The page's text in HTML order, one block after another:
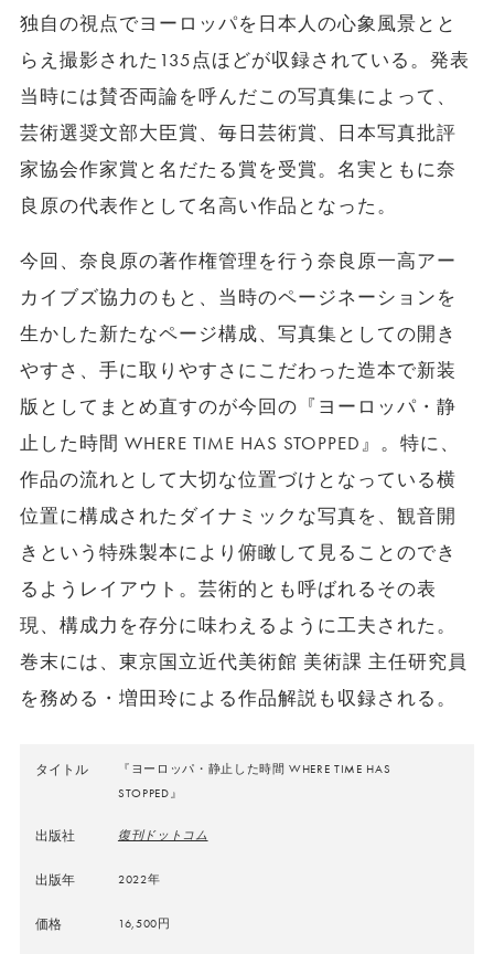
独自の視点でヨーロッパを日本人の心象風景とと
らえ撮影された135点ほどが収録されている。発表
当時には賛否両論を呼んだこの写真集によって、
芸術選奨文部大臣賞、毎日芸術賞、日本写真批評
家協会作家賞と名だたる賞を受賞。名実ともに奈
良原の代表作として名高い作品となった。
今回、奈良原の著作権管理を行う奈良原一高アー
カイブズ協力のもと、当時のページネーションを
生かした新たなページ構成、写真集としての開き
やすさ、手に取りやすさにこだわった造本で新装
版としてまとめ直すのが今回の『ヨーロッパ・静
止した時間 WHERE TIME HAS STOPPED』。特に、
作品の流れとして大切な位置づけとなっている横
位置に構成されたダイナミックな写真を、観音開
きという特殊製本により俯瞰して見ることのでき
るようレイアウト。芸術的とも呼ばれるその表
現、構成力を存分に味わえるように工夫された。
巻末には、東京国立近代美術館 美術課 主任研究員
を務める・増田玲による作品解説も収録される。
タイトル
『ヨーロッパ・静止した時間 WHERE TIME HAS
STOPPED』
出版社 復刊ドットコム
出版年 2022年
価格 16,500円